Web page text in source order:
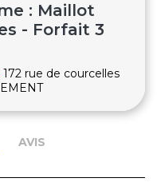
: Maillot
- Forfait 3
172 rue de courcelles
AVIS